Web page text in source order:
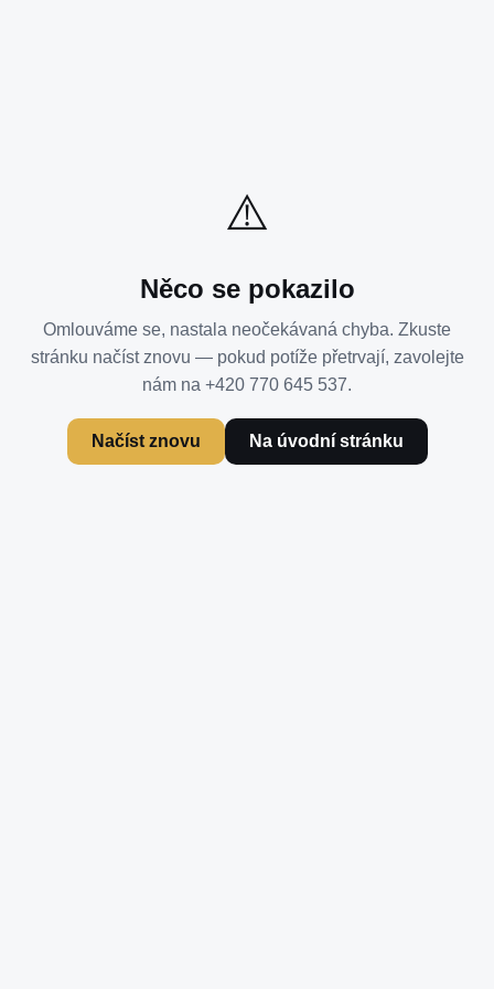
⚠️
Něco se pokazilo
Omlouváme se, nastala neočekávaná chyba. Zkuste
stránku načíst znovu — pokud potíže přetrvají, zavolejte
nám na +420 770 645 537.
Načíst znovu Na úvodní stránku